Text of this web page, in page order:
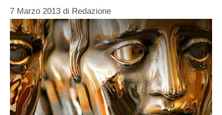
7 Marzo 2013 di Redazione